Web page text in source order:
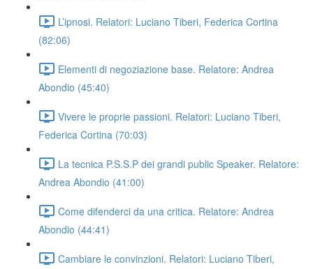
L’ipnosi. Relatori: Luciano Tiberi, Federica Cortina
(82:06)
Elementi di negoziazione base. Relatore: Andrea
Abondio (45:40)
Vivere le proprie passioni. Relatori: Luciano Tiberi,
Federica Cortina (70:03)
La tecnica P.S.S.P dei grandi public Speaker. Relatore:
Andrea Abondio (41:00)
Come difenderci da una critica. Relatore: Andrea
Abondio (44:41)
Cambiare le convinzioni. Relatori: Luciano Tiberi,